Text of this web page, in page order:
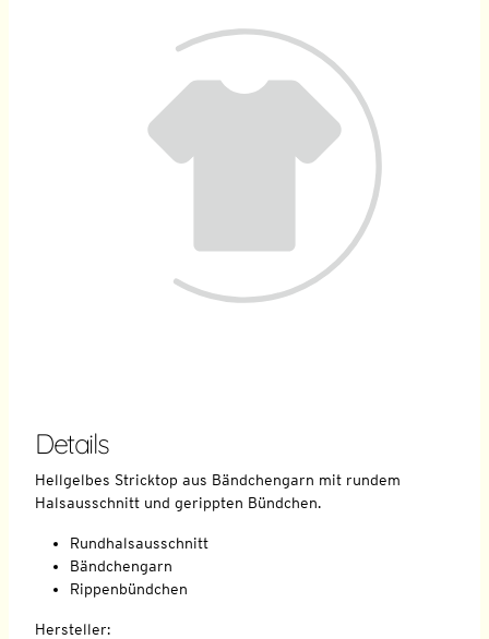
Details
Hellgelbes Stricktop aus Bändchengarn mit rundem
Halsausschnitt und gerippten Bündchen.
Rundhalsausschnitt
Bändchengarn
Rippenbündchen
Hersteller: